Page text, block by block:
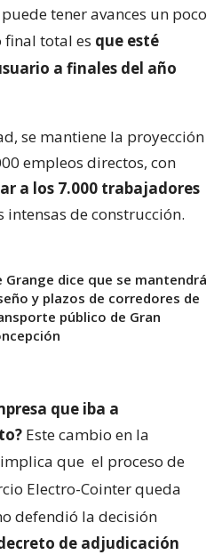
tener avances un poco
final total es que esté
a finales del año
se mantiene la proyección
empleos directos, con
a los 7.000 trabajadores
de construcción.
Grange dice que se mantendrá
y plazos de corredores de
público de Gran
que iba a
Este cambio en la
que el proceso de
Electro-Cointer queda
defendió la decisión
de adjudicación